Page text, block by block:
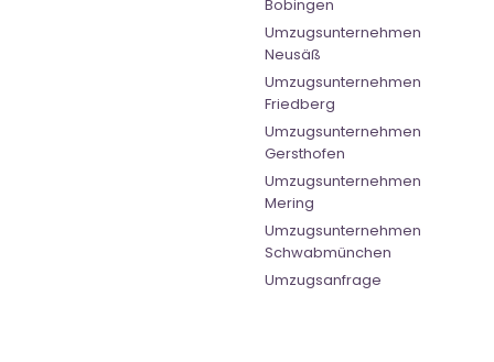
Bobingen
Umzugsunternehmen
Neusäß
Umzugsunternehmen
Friedberg
Umzugsunternehmen
Gersthofen
Umzugsunternehmen
Mering
Umzugsunternehmen
Schwabmünchen
Umzugsanfrage